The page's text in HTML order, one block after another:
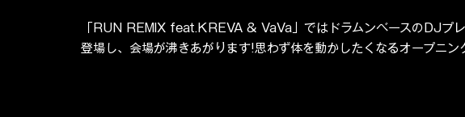
「RUN REMIX feat.KREVA & VaVa」ではドラムンベースのDJプ
登場し、会場が沸きあがります!思わず体を動かしたくなるオープニン